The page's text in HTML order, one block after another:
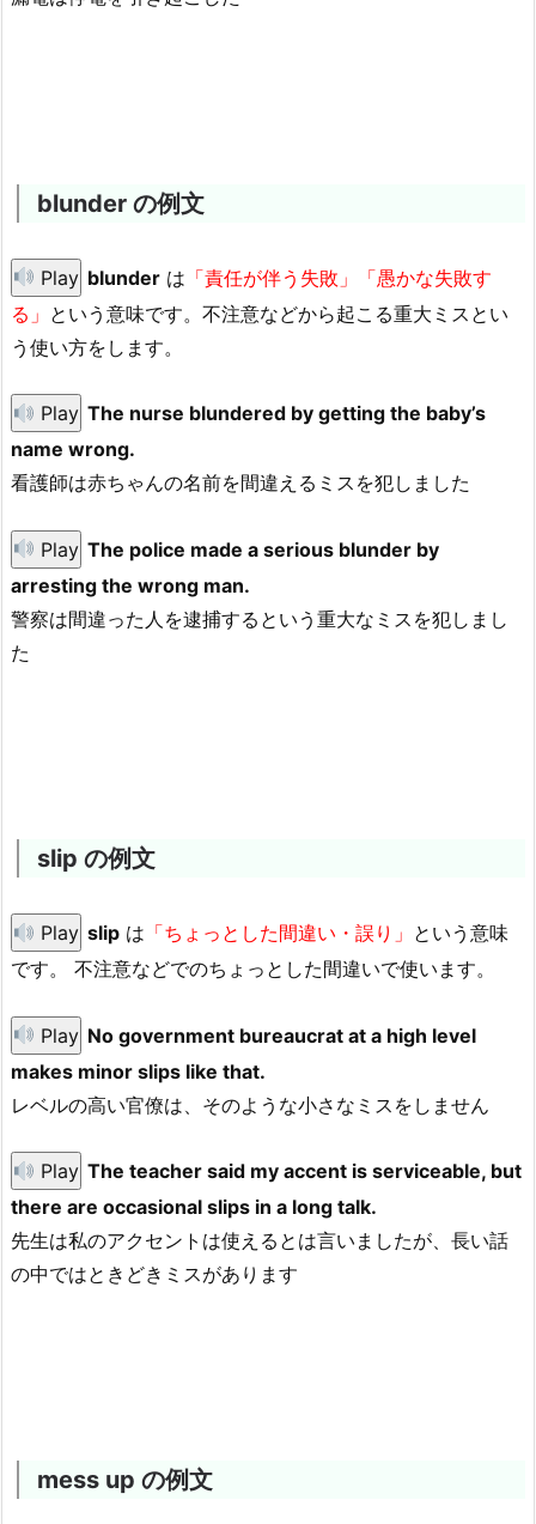
blunder の例文
Play blunder は 「責任が伴う失敗」「愚かな失敗す
る」 という意味です。不注意などから起こる重大ミスとい
う使い方をします。
Play The nurse blundered by getting the baby’s
name wrong.
看護師は赤ちゃんの名前を間違えるミスを犯しました
Play The police made a serious blunder by
arresting the wrong man.
警察は間違った人を逮捕するという重大なミスを犯しまし
た
slip の例文
Play slip は 「ちょっとした間違い・誤り」 という意味
です。 不注意などでのちょっとした間違いで使います。
Play No government bureaucrat at a high level
makes minor slips like that.
レベルの高い官僚は、そのような小さなミスをしません
Play The teacher said my accent is serviceable, but
there are occasional slips in a long talk.
先生は私のアクセントは使えるとは言いましたが、長い話
の中ではときどきミスがあります
mess up の例文